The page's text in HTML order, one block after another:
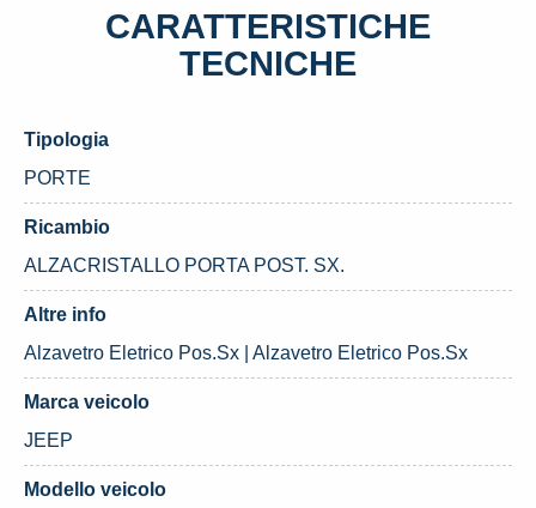
CARATTERISTICHE
TECNICHE
Tipologia
PORTE
Ricambio
ALZACRISTALLO PORTA POST. SX.
Altre info
Alzavetro Eletrico Pos.Sx | Alzavetro Eletrico Pos.Sx
Marca veicolo
JEEP
Modello veicolo